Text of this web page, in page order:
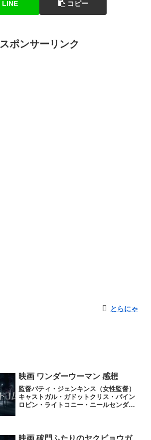
LINE コピー
スポンサーリンク
とらにゃ
映画 ワンダーウーマン 感想
監督パティ・ジェンキンス（女性監督）
キャストガル・ガドットクリス・パイン
ロビン・ライトコニー・ニールセンダニ
イドウツェン・クロースリ...
映画 破門ふたりのヤクビョウガ